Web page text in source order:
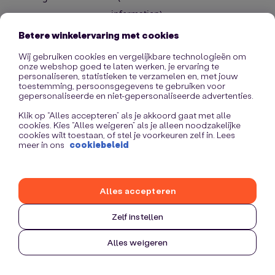
information).
Betere winkelervaring met cookies
Wij gebruiken cookies en vergelijkbare technologieën om
onze webshop goed te laten werken, je ervaring te
personaliseren, statistieken te verzamelen en, met jouw
toestemming, persoonsgegevens te gebruiken voor
gepersonaliseerde en niet-gepersonaliseerde advertenties.
Klik op “Alles accepteren” als je akkoord gaat met alle
cookies. Kies “Alles weigeren” als je alleen noodzakelijke
cookies wilt toestaan, of stel je voorkeuren zelf in. Lees
meer in ons cookiebeleid
Zelf instellen
Alles weigeren
Alles accepteren